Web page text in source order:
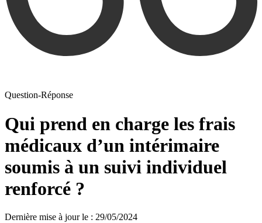
Question-Réponse
Qui prend en charge les frais
médicaux d’un intérimaire
soumis à un suivi individuel
renforcé ?
Dernière mise à jour le : 29/05/2024